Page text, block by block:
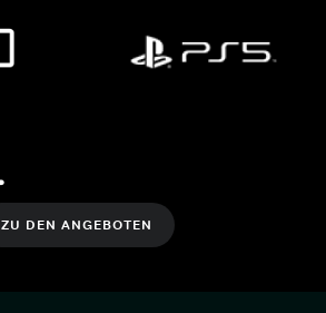
ZU DEN ANGEBOTEN